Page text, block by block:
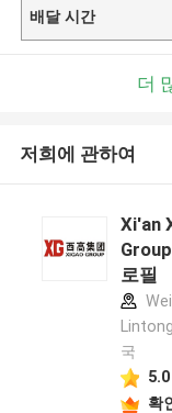
배달 시간
더
저희에 관하여
Xi'an
로필
국
5.0
확